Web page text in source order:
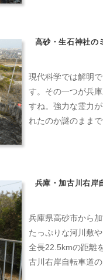
高砂・生石神社の
現代科学では解明
す。その一つが兵
すね。強力な霊力
れたのか謎のまま
兵庫・加古川右岸
兵庫県高砂市から
たっぷりな河川敷
全長22.5kmの距離
古川右岸自転車道